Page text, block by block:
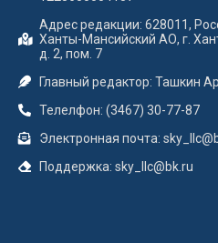
Адрес редакции: 628011,
Ханты-Мансийский АО, г.
д. 2, пом. 7
Главный редактор: Ташкин
Телелфон: (3467) 30-77-87
Электронная почта:
Поддержка: sky_llc@bk.ru